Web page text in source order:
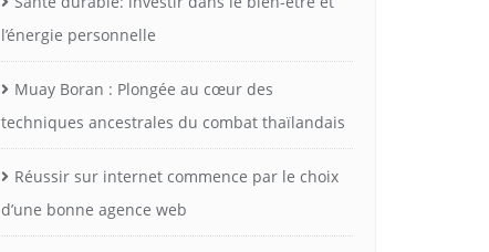
l’énergie personnelle
Muay Boran : Plongée au cœur des
techniques ancestrales du combat thaïlandais
Réussir sur internet commence par le choix
d’une bonne agence web